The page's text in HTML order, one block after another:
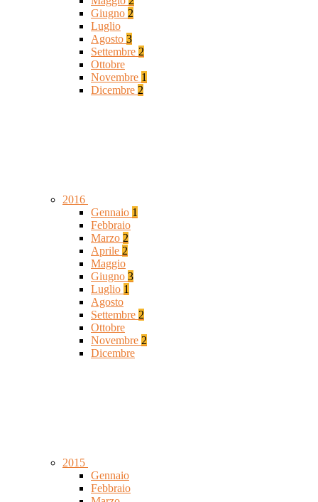
Giugno 2
Luglio
Agosto 3
Settembre 2
Ottobre
Novembre 1
Dicembre 2
2016
Gennaio 1
Febbraio
Marzo 2
Aprile 2
Maggio
Giugno 3
Luglio 1
Agosto
Settembre 2
Ottobre
Novembre 2
Dicembre
2015
Gennaio
Febbraio